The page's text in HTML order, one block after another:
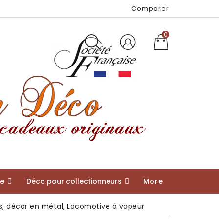
Comparer
0
Déco pour collectionneurs More
décor en métal, Locomotive à vapeur